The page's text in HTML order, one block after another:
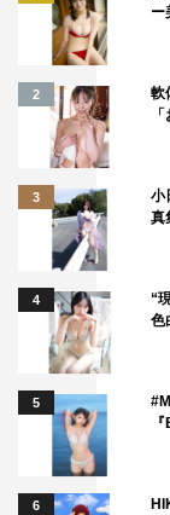
2
軟
3
小
真
4
“
色
5
6